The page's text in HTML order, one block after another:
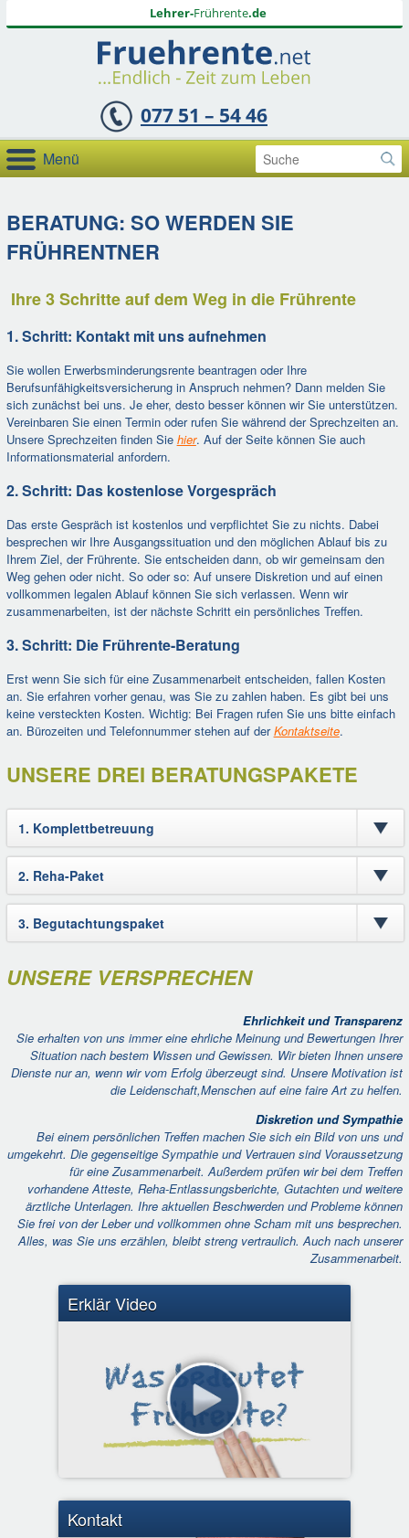
077 51 – 54 46
Lehrer-Frührente.de
Menü
Beratung
Test
Presse
Fragen und Antworten
Kontakt
BERATUNG: SO WERDEN SIE
FRÜHRENTNER
Ihre 3 Schritte auf dem Weg in die Frührente
1. Schritt: Kontakt mit uns aufnehmen
Sie wollen Erwerbsminderungsrente beantragen oder Ihre
Berufsunfähigkeitsversicherung in Anspruch nehmen? Dann melden Sie
sich zunächst bei uns. Je eher, desto besser können wir Sie unterstützen.
Vereinbaren Sie einen Termin oder rufen Sie während der Sprechzeiten an.
Unsere Sprechzeiten finden Sie hier. Auf der Seite können Sie auch
Informationsmaterial anfordern.
2. Schritt: Das kostenlose Vorgespräch
Das erste Gespräch ist kostenlos und verpflichtet Sie zu nichts. Dabei
besprechen wir Ihre Ausgangssituation und den möglichen Ablauf bis zu
Ihrem Ziel, der Frührente. Sie entscheiden dann, ob wir gemeinsam den
Weg gehen oder nicht. So oder so: Auf unsere Diskretion und auf einen
vollkommen legalen Ablauf können Sie sich verlassen. Wenn wir
zusammenarbeiten, ist der nächste Schritt ein persönliches Treffen.
3. Schritt: Die Frührente-Beratung
Erst wenn Sie sich für eine Zusammenarbeit entscheiden, fallen Kosten
an. Sie erfahren vorher genau, was Sie zu zahlen haben. Es gibt bei uns
keine versteckten Kosten. Wichtig: Bei Fragen rufen Sie uns bitte einfach
an. Bürozeiten und Telefonnummer stehen auf derKontaktseite.
UNSERE DREI BERATUNGSPAKETE
1. Komplettbetreuung
2. Reha-Paket
3. Begutachtungspaket
UNSERE VERSPRECHEN
Ehrlichkeit und Transparenz
Sie erhalten von uns immer eine ehrliche Meinung und Bewertungen Ihrer
Situation nach bestem Wissen und Gewissen. Wir bieten Ihnen unsere
Dienste nur an, wenn wir vom Erfolg überzeugt sind. Unsere Motivation ist
die Leidenschaft,Menschen auf eine faire Art zu helfen.
Diskretion und Sympathie
Bei einem persönlichen Treffen machen Sie sich ein Bild von uns und
umgekehrt. Die gegenseitige Sympathie und Vertrauen sind Voraussetzung
für eine Zusammenarbeit. Außerdem prüfen wir bei dem Treffen
vorhandene Atteste, Reha-Entlassungsberichte, Gutachten und weitere
ärztliche Unterlagen. Ihre aktuellen Beschwerden und Probleme können
Sie frei von der Leber und vollkommen ohne Scham mit uns besprechen.
Alles, was Sie uns erzählen, bleibt streng vertraulich. Auch nach unserer
Zusammenarbeit.
Erklär Video
Kontakt